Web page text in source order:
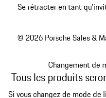
Se rétracter en tant
© 2026 Porsche Sales &
Changement de
Tous les produits
Si vous changez de mode